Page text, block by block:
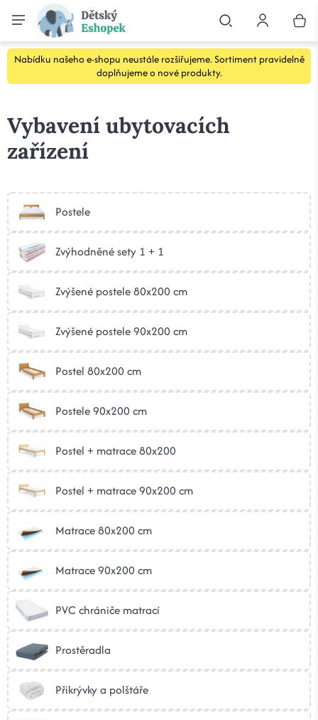
Nabídku našeho e-shopu neustále rozšiřujeme. Sortiment pravidelně
doplňujeme o nové produkty.
Vybavení ubytovacích
zařízení
Postele
Zvýhodněné sety 1 + 1
Zvýšené postele 80x200 cm
Zvýšené postele 90x200 cm
Postel 80x200 cm
Postele 90x200 cm
Postel + matrace 80x200
Postel + matrace 90x200 cm
Matrace 80x200 cm
Matrace 90x200 cm
PVC chrániče matrací
Prostěradla
Přikrývky a polštáře